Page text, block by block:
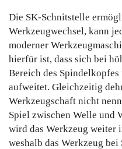
Die SK-Schnitstelle
Werkzeugwechsel, kann
moderner
hierfür ist, dass sich bei
Bereich des
aufweitet. Gleichzeitig
Werkzeugschaft nicht
Spiel zwischen Welle und
wird das Werkzeug weiter
weshalb das Werkzeug